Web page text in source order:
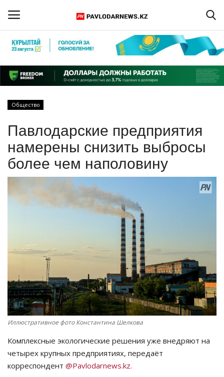
Регистрация
Главная
ПАВЛОДАРСКАЯ ОБЛАСТЬ
КАЗАХСТАН
СПОРТ
РАЗВЛЕЧЕНИЯ
OFFICIAL
Курултай
Язык
Общество
Павлодарские предприятия
намерены снизить выбросы
более чем наполовину
Иллюстративное фото Константина Шелкова
Комплексные экологические решения уже внедряют на
четырех крупных предприятиях, передаёт
корреспондент @Pavlodarnews.kz.